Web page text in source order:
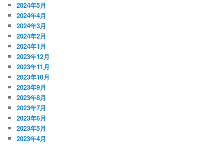
2024年5月
2024年4月
2024年3月
2024年2月
2024年1月
2023年12月
2023年11月
2023年10月
2023年9月
2023年8月
2023年7月
2023年6月
2023年5月
2023年4月